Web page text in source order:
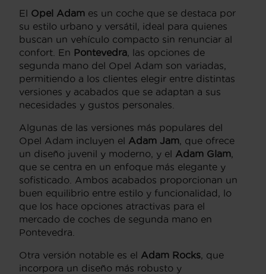
El Opel Adam es un coche que se destaca por
su estilo urbano y versátil, ideal para quienes
buscan un vehículo compacto sin renunciar al
confort. En Pontevedra, las opciones de
segunda mano del Opel Adam son variadas,
permitiendo a los clientes elegir entre distintas
versiones y acabados que se adaptan a sus
necesidades y gustos personales.
Algunas de las versiones más populares del
Opel Adam incluyen el Adam Jam, que ofrece
un diseño juvenil y moderno, y el Adam Glam,
que se centra en un enfoque más elegante y
sofisticado. Ambos acabados proporcionan un
buen equilibrio entre estilo y funcionalidad, lo
que los hace opciones atractivas para el
mercado de coches de segunda mano en
Pontevedra.
Otra versión notable es el Adam Rocks, que
incorpora un diseño más robusto y